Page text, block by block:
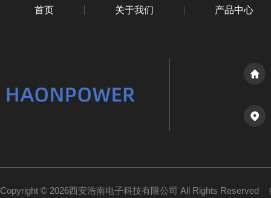
首页 关于我们 产品中心
Copyright © 2026西安浩南电子科技有限公司 All Rights Reserved